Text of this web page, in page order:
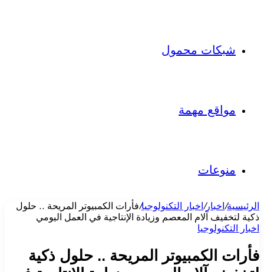
شبكات محمول
مواقع مهمة
منوعات
الرئيسية/ اخبار/ اخبار التكنولوجيا/فأرات الكمبيوتر المريحة .. حلول
ذكية لتخفيف آلام المعصم وزيادة الإنتاجية في العمل اليومي
اخبار التكنولوجيا
فأرات الكمبيوتر المريحة .. حلول ذكية